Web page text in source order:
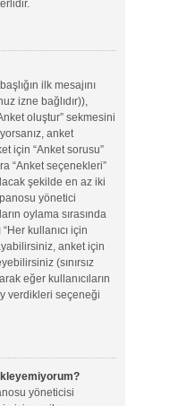
ilk mesajını
izne bağlıdır)),
oluştur” sekmesini
anket
için “Anket sorusu”
“Anket seçenekleri”
şekilde en az iki
yönetici
oylama sırasında
kullanıcı için
anket için
(sınırsız
eğer kullanıcıların
verdikleri seçeneği
yöneticisi